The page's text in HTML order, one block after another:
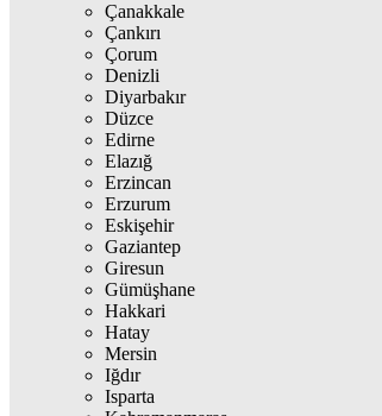
Çanakkale
Çankırı
Çorum
Denizli
Diyarbakır
Düzce
Edirne
Elazığ
Erzincan
Erzurum
Eskişehir
Gaziantep
Giresun
Gümüşhane
Hakkari
Hatay
Mersin
Iğdır
Isparta